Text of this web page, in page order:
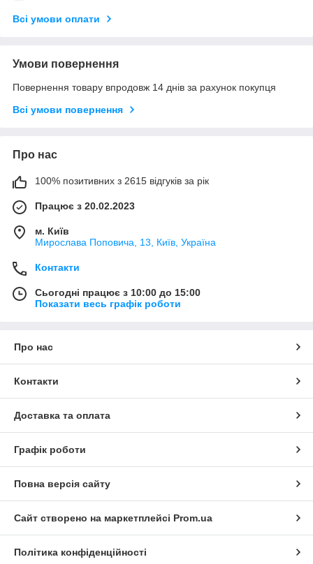
Всі умови оплати
Умови повернення
Повернення товару впродовж 14 днів за рахунок покупця
Всі умови повернення
Про нас
100% позитивних з 2615 відгуків за рік
Працює з 20.02.2023
м. Київ
Мирослава Поповича, 13, Київ, Україна
Контакти
Сьогодні працює з 10:00 до 15:00
Показати весь графік роботи
Про нас
Контакти
Доставка та оплата
Графік роботи
Повна версія сайту
Сайт створено на маркетплейсі Prom.ua
Політика конфіденційності